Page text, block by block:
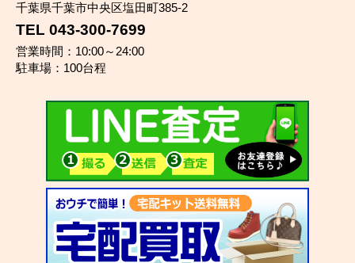
千葉県千葉市中央区塩田町385-2
TEL 043-300-7699
営業時間：10:00～24:00
駐車場：100台程